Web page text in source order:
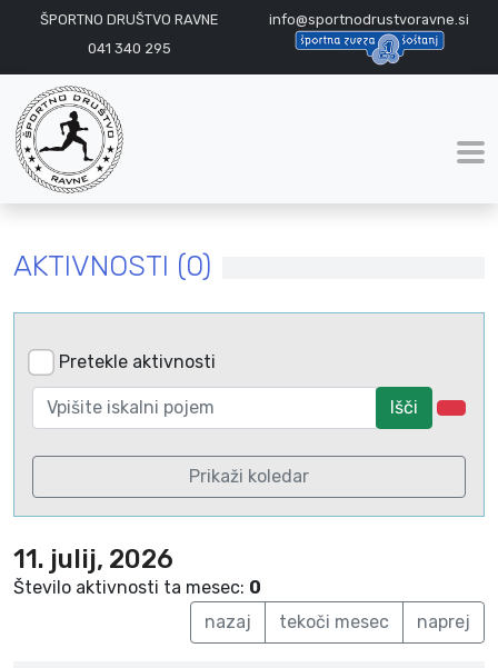
ŠPORTNO DRUŠTVO RAVNE
info@sportnodrustvoravne.si
041 340 295
AKTIVNOSTI (0)
Pretekle aktivnosti
Išči
Prikaži koledar
11. julij, 2026
Število aktivnosti ta mesec: 0
nazaj
tekoči mesec naprej